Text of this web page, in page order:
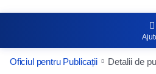
Oficiul pentru Publicații Detalii de